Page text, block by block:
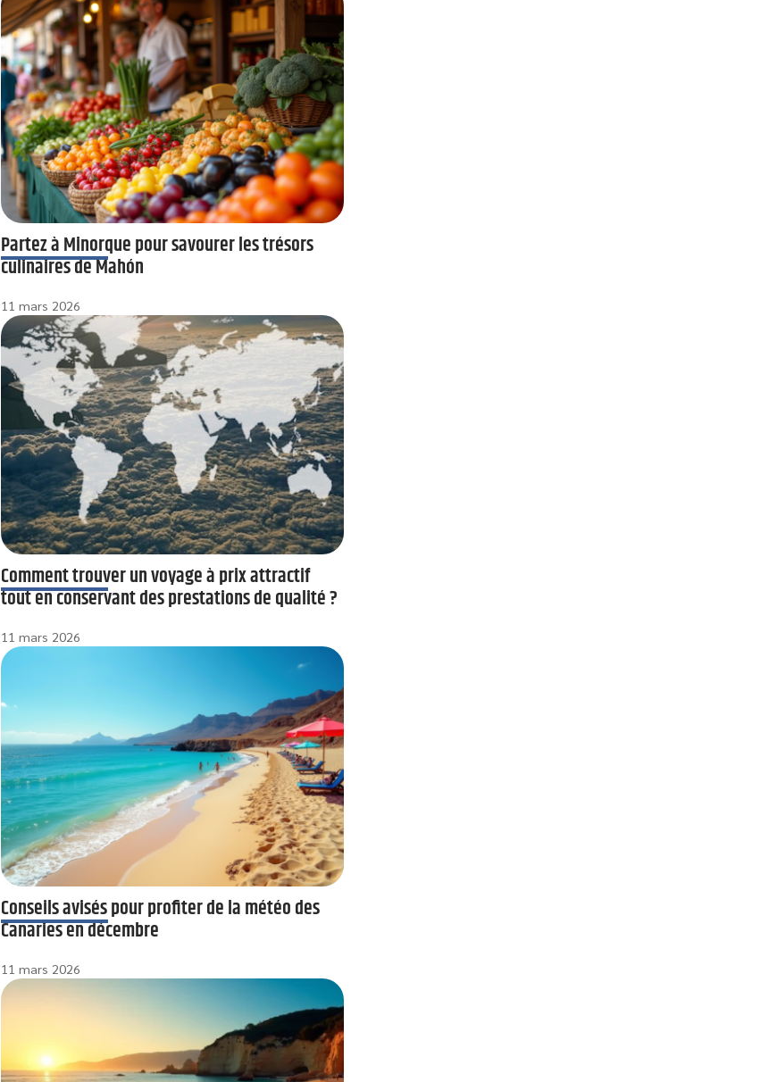
Partez à Minorque pour savourer les trésors
culinaires de Mahón
11 mars 2026
Comment trouver un voyage à prix attractif
tout en conservant des prestations de qualité ?
11 mars 2026
Conseils avisés pour profiter de la météo des
Canaries en décembre
11 mars 2026